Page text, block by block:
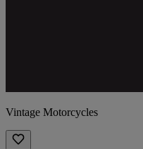
Vintage Motorcycles